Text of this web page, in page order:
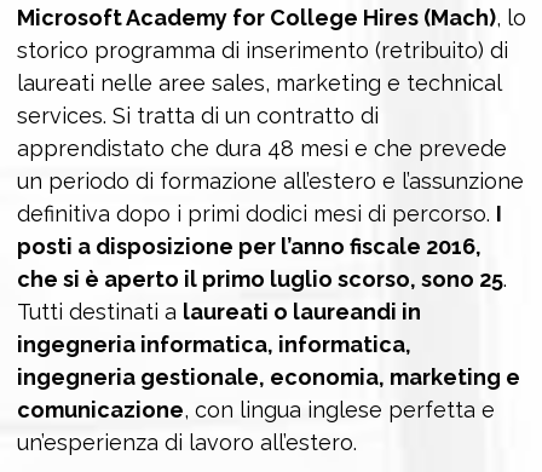
Microsoft Academy for College Hires (Mach), lo
storico programma di inserimento (retribuito) di
laureati nelle aree sales, marketing e technical
services. Si tratta di un contratto di
apprendistato che dura 48 mesi e che prevede
un periodo di formazione all’estero e l’assunzione
definitiva dopo i primi dodici mesi di percorso. I
posti a disposizione per l’anno fiscale 2016,
che si è aperto il primo luglio scorso, sono 25.
Tutti destinati a laureati o laureandi in
ingegneria informatica, informatica,
ingegneria gestionale, economia, marketing e
comunicazione, con lingua inglese perfetta e
un’esperienza di lavoro all’estero.